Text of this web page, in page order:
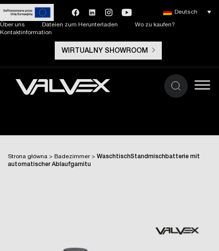
Über uns Dateien zum Herunterladen
Wo zu kaufen?
Kontaktinformation
WIRTUALNY SHOWROOM
Deutsch
Strona główna > Badezimmer> WaschtischStandmischbatterie mit
automatischer Ablaufgarnitu